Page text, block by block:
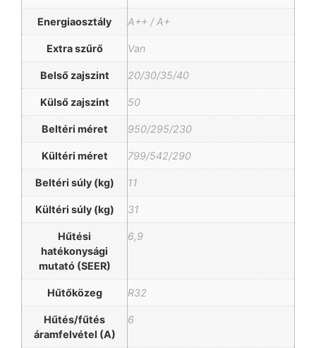
Energiaosztály A++ / A+
Extra szűrő Van
Belső zajszint 20/30/35/40
Külső zajszint 50
Beltéri méret 950/295/230
Kültéri méret 799/542/290
Beltéri súly (kg) 11
Kültéri súly (kg) 31
Hűtési
hatékonysági
mutató (SEER)
6,9
Hűtőközeg R32
Hűtés/fűtés
áramfelvétel (A)
6